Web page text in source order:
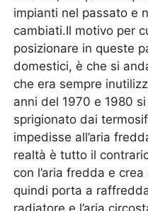
impianti nel passato e
cambiati.Il motivo per
posizionare in queste
domestici, è che si
che era sempre
anni del 1970 e 1980
sprigionato dai
impedisse all’aria
realtà è tutto il
con l’aria fredda e
quindi porta a
radiatore e l’aria